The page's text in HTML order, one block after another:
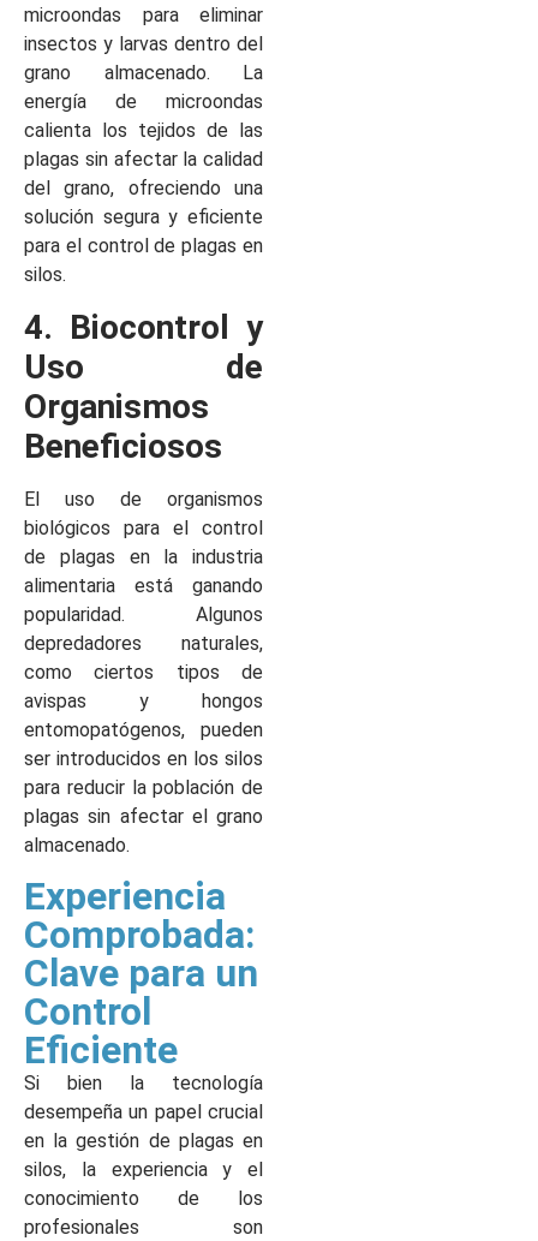
microondas para eliminar
insectos y larvas dentro del
grano almacenado. La
energía de microondas
calienta los tejidos de las
plagas sin afectar la calidad
del grano, ofreciendo una
solución segura y eficiente
para el control de plagas en
silos.
4. Biocontrol y
Uso de
Organismos
Beneficiosos
El uso de organismos
biológicos para el control
de plagas en la industria
alimentaria está ganando
popularidad. Algunos
depredadores naturales,
como ciertos tipos de
avispas y hongos
entomopatógenos, pueden
ser introducidos en los silos
para reducir la población de
plagas sin afectar el grano
almacenado.
Experiencia
Comprobada:
Clave para un
Control
Eficiente
Si bien la tecnología
desempeña un papel crucial
en la gestión de plagas en
silos, la experiencia y el
conocimiento de los
profesionales son